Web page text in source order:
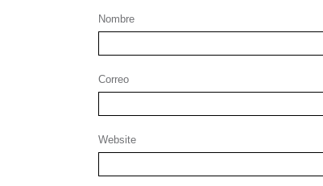
Nombre
Correo
Website